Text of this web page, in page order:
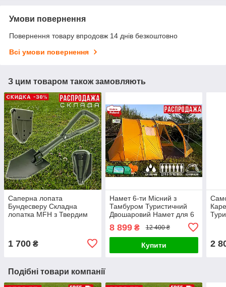
Умови повернення
Повернення товару впродовж 14 днів безкоштовно
Всі умови повернення
З цим товаром також замовляють
Саперна лопата
Бундесверу Складна
лопатка MFH з Твердим
1 700 ₴
Намет 6-ти Місний з
Тамбуром Туристичний
Двошаровий Намет для 6
Шестимісний Намет з
Москітною Сіткою
8 899₴ 12 400 ₴
Купити
для
2
Подібні товари компанії